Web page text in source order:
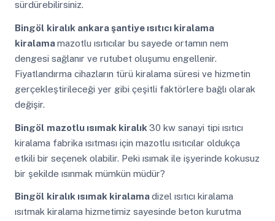
sürdürebilirsiniz.
Bingöl kiralık ankara şantiye ısıtıcı kiralama
kiralamamazotlu ısıtıcılar bu sayede ortamın nem
dengesi sağlanır ve rutubet oluşumu engellenir.
Fiyatlandırma cihazların türü kiralama süresi ve hizmetin
gerçekleştirileceği yer gibi çeşitli faktörlere bağlı olarak
değişir.
Bingöl mazotlu ısımak kiralık 30 kw sanayi tipi ısıtıcı
kiralama fabrika ısıtması için mazotlu ısıtıcılar oldukça
etkili bir seçenek olabilir. Peki ısımak ile işyerinde kokusuz
bir şekilde ısınmak mümkün müdür?
Bingöl kiralık ısımak kiralamadizel ısıtıcı kiralama
ısıtmak kiralama hizmetimiz sayesinde beton kurutma